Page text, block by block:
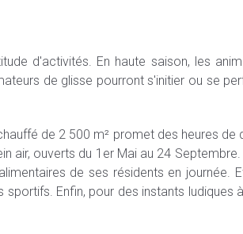
d'activités. En haute saison, les
de glisse pourront s'initier ou se
de 2 500 m² promet des heures
air, ouverts du 1er Mai au 24
de ses résidents en journée.
Enfin, pour des instants ludiques